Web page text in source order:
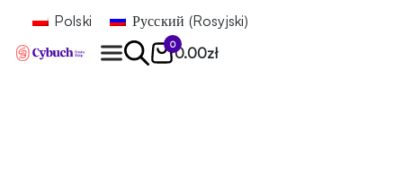
Polski Русский (Rosyjski)
0
0.00zł